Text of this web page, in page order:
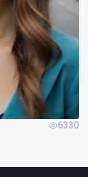
6330